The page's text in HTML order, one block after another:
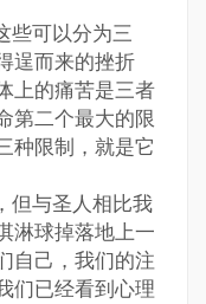
可以分为三
逞而来的挫折
上的痛苦是三者
第二个最大的限
限制，就是它
与圣人相比我
淋球掉落地上一
自己，我们的注
们已经看到心理